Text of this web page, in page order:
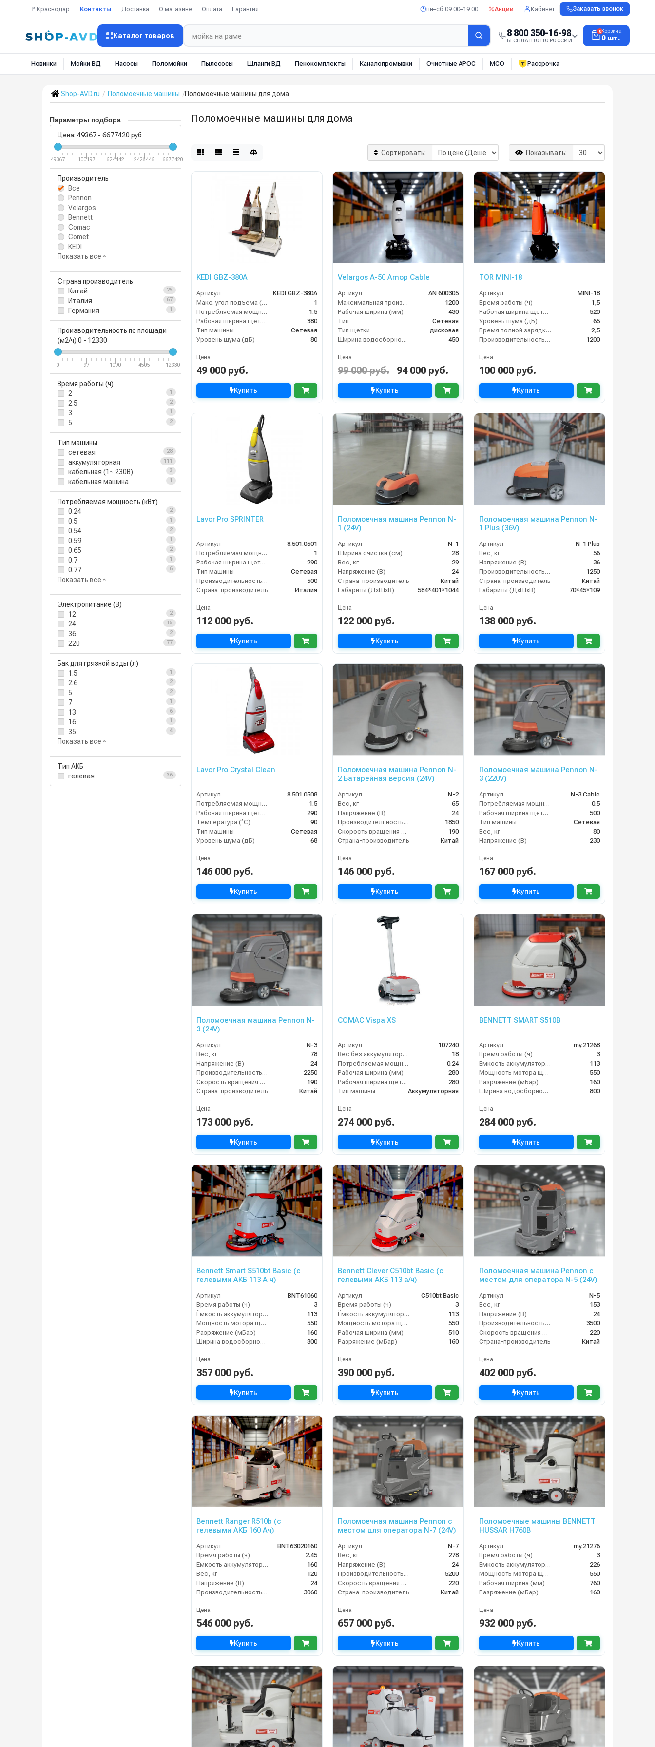
🚩Краснодар Контакты Доставка О магазине Оплата Гарантия пн–сб 09:00–19:00 Акции Кабинет Заказать звонок
Каталог товаров 8 800 350-16-98
БЕСПЛАТНО ПО РОССИИ
0Корзина
0 шт.
Новинки Мойки ВД Насосы Поломойки Пылесосы Шланги ВД Пенокомплекты Каналопромывки Очистные АРОС МСО Рассрочка
Shop-AVD.ru Поломоечные машины Поломоечные машины для дома
Параметры подбора
Цена: 49367 - 6677420 руб
49367 100197 624442 2426446 6677420
Производитель
Все
Pennon
Velargos
Bennett
Comac
Comet
KEDI
Показать все
Страна производитель
Китай
25
Италия 67
Германия 1
Производительность по площади
(м2/ч) 0 - 12330
0 97 1090 4505 12330
Время работы (ч)
2
1
2.5 2
3 1
5 2
Тип машины
сетевая
28
аккумуляторная 111
кабельная (1~ 230В) 3
кабельная машина 1
Потребляемая мощность (кВт)
0.24
2
0.5 1
0.54 2
0.59 1
0.65 2
0.7 1
0.77 6
Показать все
Электропитание (В)
12
2
24 15
36 2
220 77
Бак для грязной воды (л)
1.5
1
2.6 2
5 2
7 1
13 6
16 1
35 4
Показать все
Тип АКБ
гелевая
36
Поломоечные машины для дома
Сортировать: Показывать:
KEDI GBZ-380A
Артикул
KEDI GBZ-380A
Макс. угол подъема (%)
1
Потребляемая мощность (кВт)
1.5
Рабочая ширина щеток (мм)
380
Тип машины
Сетевая
Уровень шума (дБ)
80
Цена
49 000 руб.
Купить
Velargos A-50 Amop Cable
Артикул
AN 600305
Максимальная производительность (кв.м/час)
1200
Рабочая ширина (мм)
430
Тип
Сетевая
Тип щетки
дисковая
Ширина водосборной рейки
450
Цена
99 000 руб. 94 000 руб.
Купить
TOR MINI-18
Артикул
MINI-18
Время работы (ч)
1,5
Рабочая ширина щеток (мм)
520
Уровень шума (дБ)
65
Время полной зарядки аккумулятора (ч)
2,5
Производительность по площади (м2/ч)
1200
Цена
100 000 руб.
Купить
Lavor Pro SPRINTER
Артикул
8.501.0501
Потребляемая мощность (кВт)
1
Рабочая ширина щеток (мм)
290
Тип машины
Сетевая
Производительность по площади (м2/ч)
500
Страна-производитель
Италия
Цена
112 000 руб.
Купить
Поломоечная машина Pennon N-
1 (24V)
Артикул
N-1
Ширина очистки (см)
28
Вес, кг
29
Напряжение (В)
24
Страна-производитель
Китай
Габариты (ДхШхВ)
584*401*1044
Цена
122 000 руб.
Купить
Поломоечная машина Pennon N-
1 Plus (36V)
Артикул
N-1 Plus
Вес, кг
56
Напряжение (В)
36
Производительность по площади (м2/ч)
1250
Страна-производитель
Китай
Габариты (ДхШхВ)
70*45*109
Цена
138 000 руб.
Купить
Lavor Pro Crystal Clean
Артикул
8.501.0508
Потребляемая мощность (кВт)
1.5
Рабочая ширина щеток (мм)
290
Температура (°C)
90
Тип машины
Сетевая
Уровень шума (дБ)
68
Цена
146 000 руб.
Купить
Поломоечная машина Pennon N-
2 Батарейная версия (24V)
Артикул
N-2
Вес, кг
65
Напряжение (В)
24
Производительность по площади (м2/ч)
1850
Скорость вращения щётки (об/мин)
190
Страна-производитель
Китай
Цена
146 000 руб.
Купить
Поломоечная машина Pennon N-
3 (220V)
Артикул
N-3 Cable
Потребляемая мощность (кВт)
0.5
Рабочая ширина щеток (мм)
500
Тип машины
Сетевая
Вес, кг
80
Напряжение (В)
230
Цена
167 000 руб.
Купить
Поломоечная машина Pennon N-
3 (24V)
Артикул
N-3
Вес, кг
78
Напряжение (В)
24
Производительность по площади (м2/ч)
2250
Скорость вращения щётки (об/мин)
190
Страна-производитель
Китай
Цена
173 000 руб.
Купить
COMAC Vispa XS
Артикул
107240
Вес без аккумуляторов (кг)
18
Потребляемая мощность (кВт)
0.24
Рабочая ширина (мм)
280
Рабочая ширина щеток (мм)
280
Тип машины
Аккумуляторная
Цена
274 000 руб.
Купить
BENNETT SMART S510B
Артикул
my.21268
Время работы (ч)
3
Ёмкость аккумулятора (Ач)
113
Мощность мотора щеток
550
Разряжение (мБар)
160
Ширина водосборной рейки
800
Цена
284 000 руб.
Купить
Bennett Smart S510bt Basic (с
гелевыми АКБ 113 А ч)
Артикул
BNT61060
Время работы (ч)
3
Ёмкость аккумулятора (Ач)
113
Мощность мотора щеток
550
Разряжение (мБар)
160
Ширина водосборной рейки
800
Цена
357 000 руб.
Купить
Bennett Clever C510bt Basic (с
гелевыми АКБ 113 а/ч)
Артикул
C510bt Basic
Время работы (ч)
3
Ёмкость аккумулятора (Ач)
113
Мощность мотора щеток
550
Рабочая ширина (мм)
510
Разряжение (мБар)
160
Цена
390 000 руб.
Купить
Поломоечная машина Pennon с
местом для оператора N-5 (24V)
Артикул
N-5
Вес, кг
153
Напряжение (В)
24
Производительность по площади (м2/ч)
3500
Скорость вращения щётки (об/мин)
220
Страна-производитель
Китай
Цена
402 000 руб.
Купить
Bennett Ranger R510b (с
гелевыми АКБ 160 Ач)
Артикул
BNT63020160
Время работы (ч)
2.45
Ёмкость аккумулятора (Ач)
160
Вес, кг
120
Напряжение (В)
24
Производительность по площади (м2/ч)
3060
Цена
546 000 руб.
Купить
Поломоечная машина Pennon с
местом для оператора N-7 (24V)
Артикул
N-7
Вес, кг
278
Напряжение (В)
24
Производительность по площади (м2/ч)
5200
Скорость вращения щётки (об/мин)
220
Страна-производитель
Китай
Цена
657 000 руб.
Купить
Поломоечные машины BENNETT
HUSSAR H760B
Артикул
my.21276
Время работы (ч)
3
Ёмкость аккумулятора (Ач)
226
Мощность мотора щеток
550
Рабочая ширина (мм)
760
Разряжение (мБар)
160
Цена
932 000 руб.
Купить